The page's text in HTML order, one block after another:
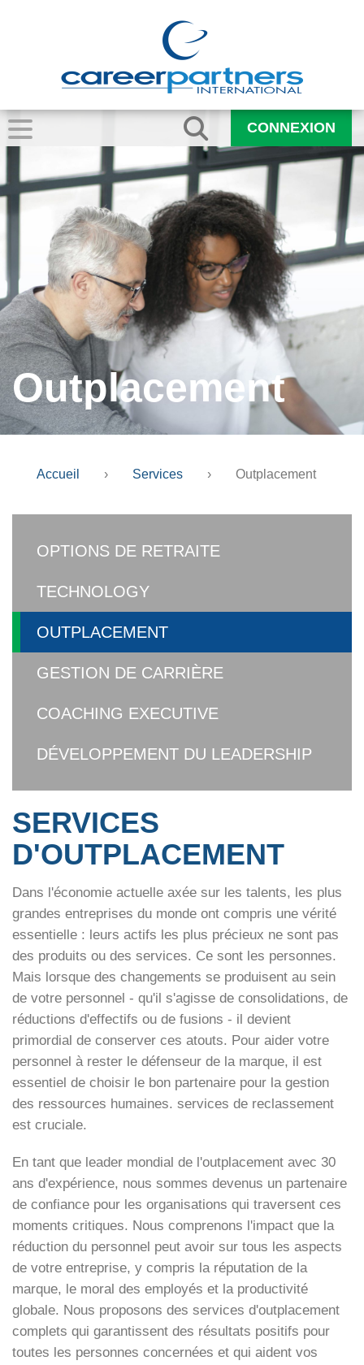
CONNEXION
Outplacement
Accueil › Services › Outplacement
OPTIONS DE RETRAITE
TECHNOLOGY
OUTPLACEMENT
GESTION DE CARRIÈRE
COACHING EXECUTIVE
DÉVELOPPEMENT DU LEADERSHIP
SERVICES
D'OUTPLACEMENT
Dans l'économie actuelle axée sur les talents, les plus
grandes entreprises du monde ont compris une vérité
essentielle : leurs actifs les plus précieux ne sont pas
des produits ou des services. Ce sont les personnes.
Mais lorsque des changements se produisent au sein
de votre personnel - qu'il s'agisse de consolidations, de
réductions d'effectifs ou de fusions - il devient
primordial de conserver ces atouts. Pour aider votre
personnel à rester le défenseur de la marque, il est
essentiel de choisir le bon partenaire pour la gestion
des ressources humaines. services de reclassement
est cruciale.
En tant que leader mondial de l'outplacement avec 30
ans d'expérience, nous sommes devenus un partenaire
de confiance pour les organisations qui traversent ces
moments critiques. Nous comprenons l'impact que la
réduction du personnel peut avoir sur tous les aspects
de votre entreprise, y compris la réputation de la
marque, le moral des employés et la productivité
globale. Nous proposons des services d'outplacement
complets qui garantissent des résultats positifs pour
toutes les personnes concernées et qui aident vos